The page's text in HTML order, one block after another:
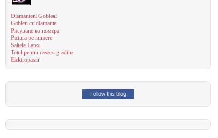
Diamanteni Gobleni
Goblen cu diamante
Рисуване по номера
Pictura pe numere
Saltele Latex
Totul pentru casa si gradina
Elektropastir
Follow this blog